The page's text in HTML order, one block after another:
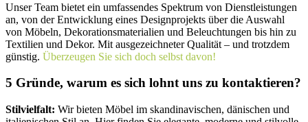
Unser Team bietet ein umfassendes Spektrum von Dienstleistungen
an, von der Entwicklung eines Designprojekts über die Auswahl
von Möbeln, Dekorationsmaterialien und Beleuchtungen bis hin zu
Textilien und Dekor. Mit ausgezeichneter Qualität – und trotzdem
günstig. Überzeugen Sie sich doch selbst davon!
5 Gründe, warum es sich lohnt uns zu kontaktieren?
Stilvielfalt: Wir bieten Möbel im skandinavischen, dänischen und